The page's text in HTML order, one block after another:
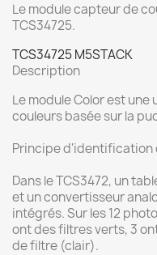
Le module capteur de
TCS34725.
TCS34725 M5STACK
Description
Le module Color est
couleurs basée sur la
Principe d'identification
Dans le TCS3472, un
et un convertisseur
intégrés. Sur les 12
ont des filtres verts, 3
de filtre (clair).